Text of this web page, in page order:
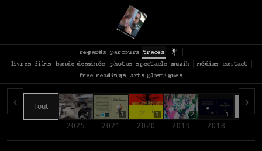
regards parcours
traces
livres
films bande dessinée photos spectacle muzik médias
contact
free readings
arts plastiques
‹ Tout
—
4
2025
1
2021
1
2020
2
2019
1
2018
›